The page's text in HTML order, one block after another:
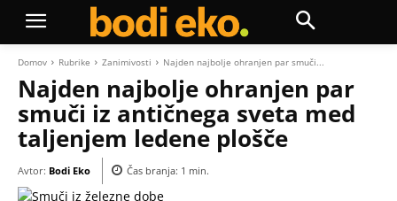
Domov Rubrike Zanimivosti Najden najbolje ohranjen par smuči...
Najden najbolje ohranjen par
smuči iz antičnega sveta med
taljenjem ledene plošče
Avtor: Bodi Eko Čas branja: 1 min.